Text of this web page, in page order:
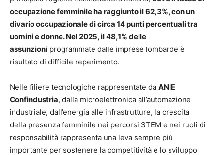
occupazione femminile ha raggiunto il 62,3%, con un
divario occupazionale di circa 14 punti percentuali tra
uomini e donne. Nel 2025, il 48,1% delle
assunzioni programmate dalle imprese lombarde è
risultato di difficile reperimento.
Nelle filiere tecnologiche rappresentate da ANIE
Confindustria, dalla microelettronica all’automazione
industriale, dall’energia alle infrastrutture, la crescita
della presenza femminile nei percorsi STEM e nei ruoli di
responsabilità rappresenta una leva sempre più
importante per sostenere la competitività e lo sviluppo